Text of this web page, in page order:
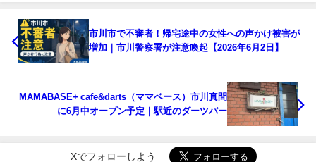
市川市で不審者！帰宅途中の女性への声かけ被害が
増加｜市川警察署が注意喚起【2026年6月2日】
MAMABASE+ cafe&darts（ママベース）市川真間
に6月中オープン予定｜駅近のダーツバー
Xでフォローしよう